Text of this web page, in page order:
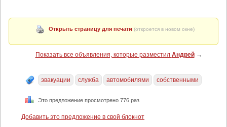
Открыть страницу для печати (откроется в новом окне)
Показать все объявления, которые разместил Андрей→
эвакуации служба автомобилями собственными
Это предложение просмотрено 776 раз
Добавить это предложение в свой блокнот